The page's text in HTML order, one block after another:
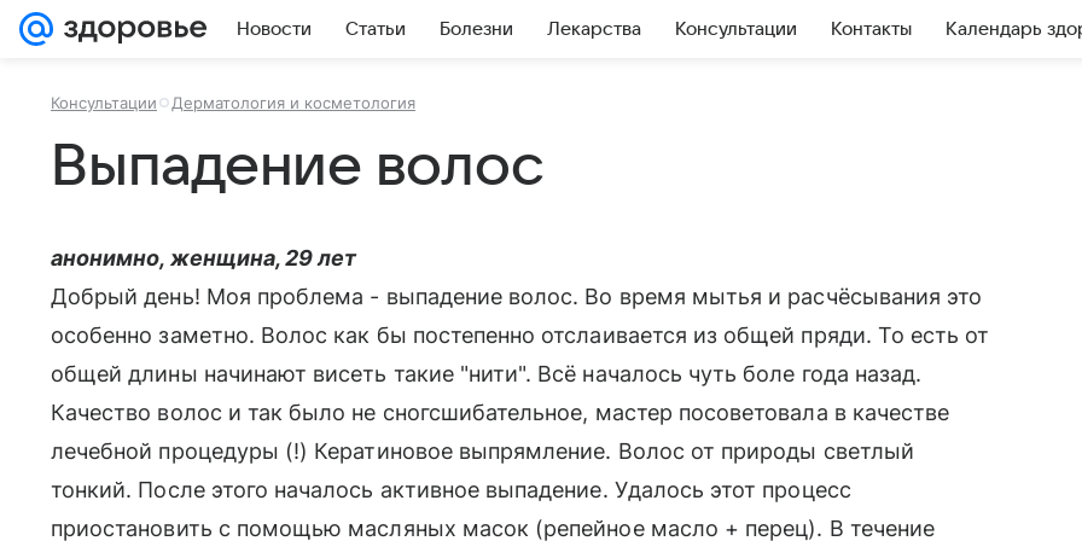
Новости Статьи Болезни Лекарства Консультации Контакты Календарь
Консультации Дерматология и косметология
Выпадение волос
анонимно, женщина, 29 лет
Добрый день! Моя проблема - выпадение волос. Во время мытья и расчёсывания это
особенно заметно. Волос как бы постепенно отслаивается из общей пряди. То есть от
общей длины начинают висеть такие "нити". Всё началось чуть боле года назад.
Качество волос и так было не сногсшибательное, мастер посоветовала в качестве
лечебной процедуры (!) Кератиновое выпрямление. Волос от природы светлый
тонкий. После этого началось активное выпадение. Удалось этот процесс
приостановить с помощью масляных масок (репейное масло + перец). В течение